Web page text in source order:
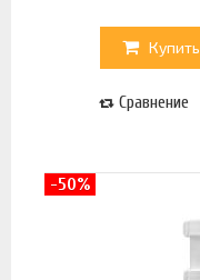
Купить
Сравнение
-50%